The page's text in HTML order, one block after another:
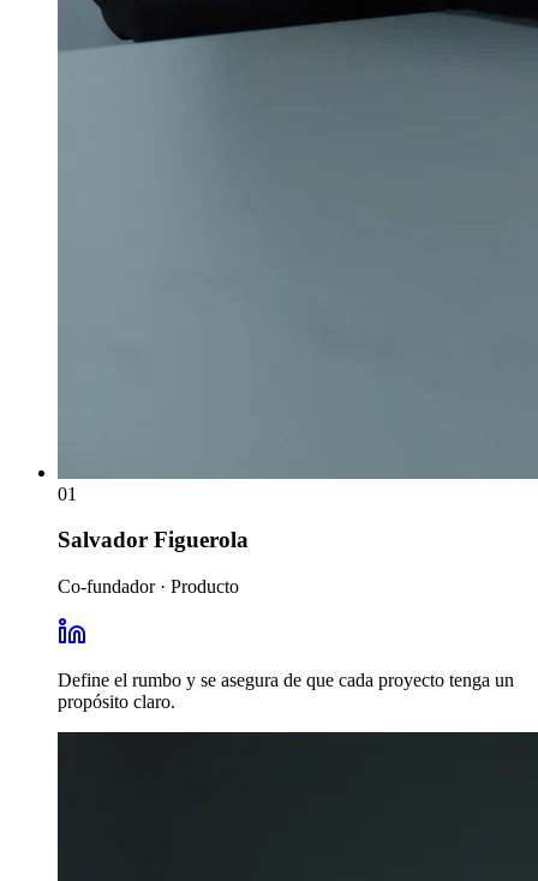
01
Salvador Figuerola
Co-fundador · Producto
Define el rumbo y se asegura de que cada proyecto tenga un
propósito claro.